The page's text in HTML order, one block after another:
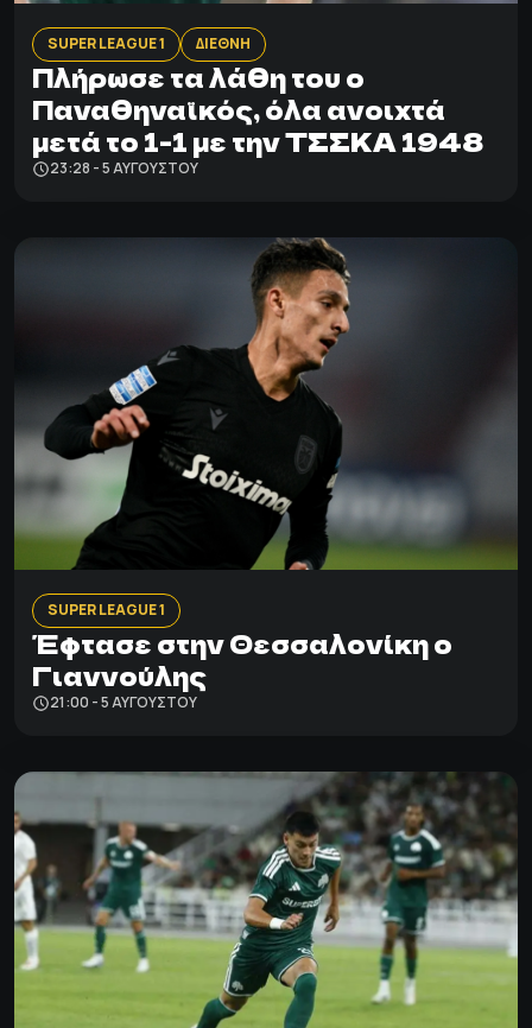
SUPER LEAGUE 1 ΔΙΕΘΝΗ
Πλήρωσε τα λάθη του ο
Παναθηναϊκός, όλα ανοιχτά
μετά το 1-1 με την ΤΣΣΚΑ 1948
23:28 - 5 ΑΥΓΟΎΣΤΟΥ
SUPER LEAGUE 1
Έφτασε στην Θεσσαλονίκη ο
Γιαννούλης
21:00 - 5 ΑΥΓΟΎΣΤΟΥ